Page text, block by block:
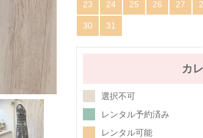
23 24 25 26 27
30 31
カ
選択不可
レンタル予約済み
レンタル可能